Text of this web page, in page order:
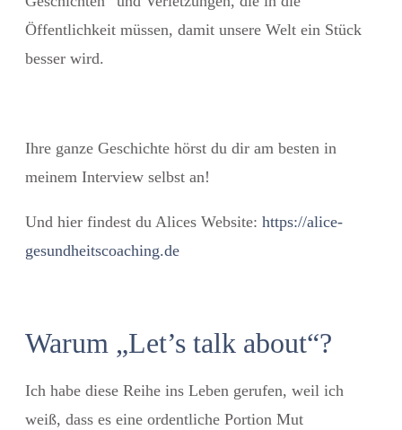
Öffentlichkeit müssen, damit unsere Welt ein Stück
besser wird.
Ihre ganze Geschichte hörst du dir am besten in
meinem Interview selbst an!
Und hier findest du Alices Website: https://alice-
gesundheitscoaching.de
Warum „Let’s talk about“?
Ich habe diese Reihe ins Leben gerufen, weil ich
weiß, dass es eine ordentliche Portion Mut